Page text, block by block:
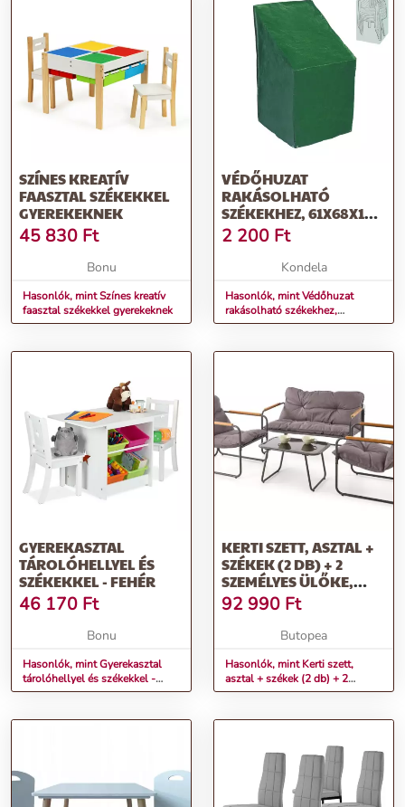
SZÍNES KREATÍV
FAASZTAL SZÉKEKKEL
GYEREKEKNEK
45 830 Ft
Bonu
Hasonlók, mint Színes kreatív
faasztal székekkel gyerekeknek
VÉDŐHUZAT
RAKÁSOLHATÓ
SZÉKEKHEZ, 61X68X107
CM, ZÖLD, KAVER TYP
32
2 200 Ft
Kondela
Hasonlók, mint Védőhuzat
rakásolható székekhez,
61x68x107 cm, zöld, KAVER
GYEREKASZTAL
TÁROLÓHELLYEL ÉS
SZÉKEKKEL - FEHÉR
46 170 Ft
Bonu
Hasonlók, mint Gyerekasztal
tárolóhellyel és székekkel -
fehér
KERTI SZETT, ASZTAL +
SZÉKEK (2 DB) + 2
SZEMÉLYES ÜLŐKE,
SZÜRKE / BARNA-
HUSSON
92 990 Ft
Butopea
Hasonlók, mint Kerti szett,
asztal + székek (2 db) + 2
személyes ülőke, szürke / barna-